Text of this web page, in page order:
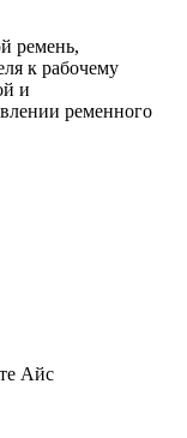
ремень,
к рабочему
и
ременного
Айс